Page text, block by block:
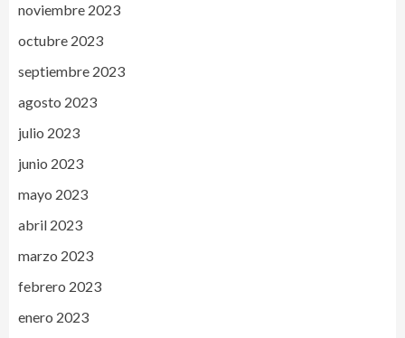
noviembre 2023
octubre 2023
septiembre 2023
agosto 2023
julio 2023
junio 2023
mayo 2023
abril 2023
marzo 2023
febrero 2023
enero 2023